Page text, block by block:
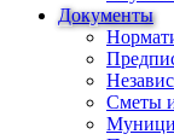
Документы
Сметы